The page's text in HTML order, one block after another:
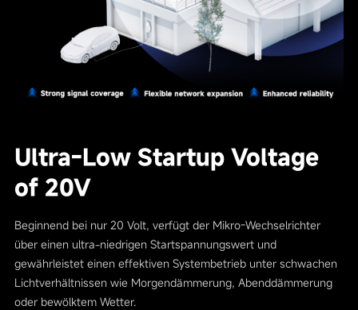
Ultra-Low Startup Voltage
of 20V
Beginnend bei nur 20 Volt, verfügt der Mikro-Wechselrichter
über einen ultra-niedrigen Startspannungswert und
gewährleistet einen effektiven Systembetrieb unter schwachen
Lichtverhältnissen wie Morgendämmerung, Abenddämmerung
oder bewölktem Wetter.